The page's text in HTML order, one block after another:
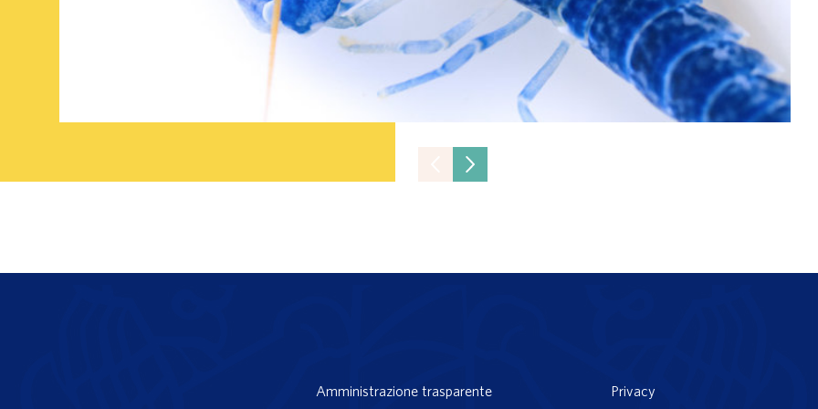
Amministrazione trasparente
Privacy